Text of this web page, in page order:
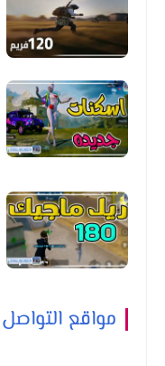
مواقع